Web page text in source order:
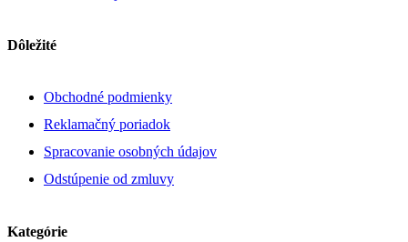
Dôležité
Obchodné podmienky
Reklamačný poriadok
Spracovanie osobných údajov
Odstúpenie od zmluvy
Kategórie